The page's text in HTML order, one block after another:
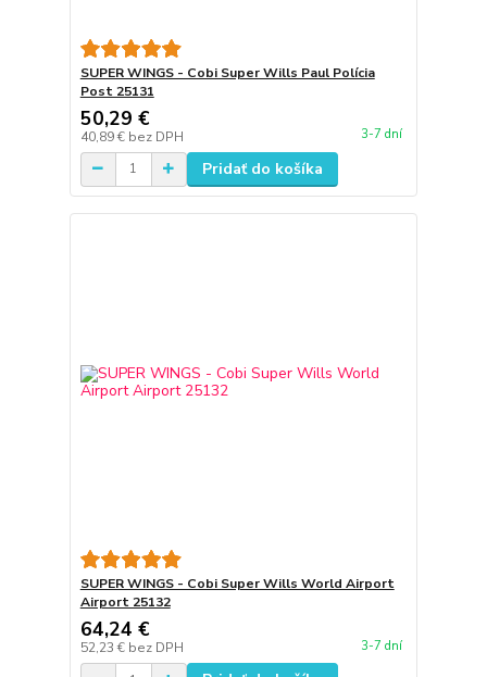
SUPER WINGS - Cobi Super Wills Paul Polícia
Post 25131
50,29 €
40,89 € bez DPH 3-7 dní
Pridať do košíka
SUPER WINGS - Cobi Super Wills World Airport
Airport 25132
64,24 €
52,23 € bez DPH 3-7 dní